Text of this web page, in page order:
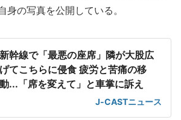
身の写真を公開している。
新幹線で「最悪の座席」隣が大股広
げてこちらに侵食 疲労と苦痛の移
動...「席を変えて」と車掌に訴え
J-CASTニュース